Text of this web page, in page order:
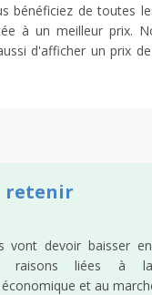
bénéficiez de toutes
à un meilleur prix.
d'afficher un prix
retenir
vont devoir baisser
raisons liées à la
et au